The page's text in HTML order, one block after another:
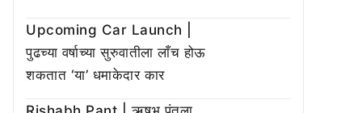
Upcoming Car Launch |
पुढच्या वर्षाच्या सुरुवातीला लाँच होऊ
शकतात ‘या’ धमाकेदार कार